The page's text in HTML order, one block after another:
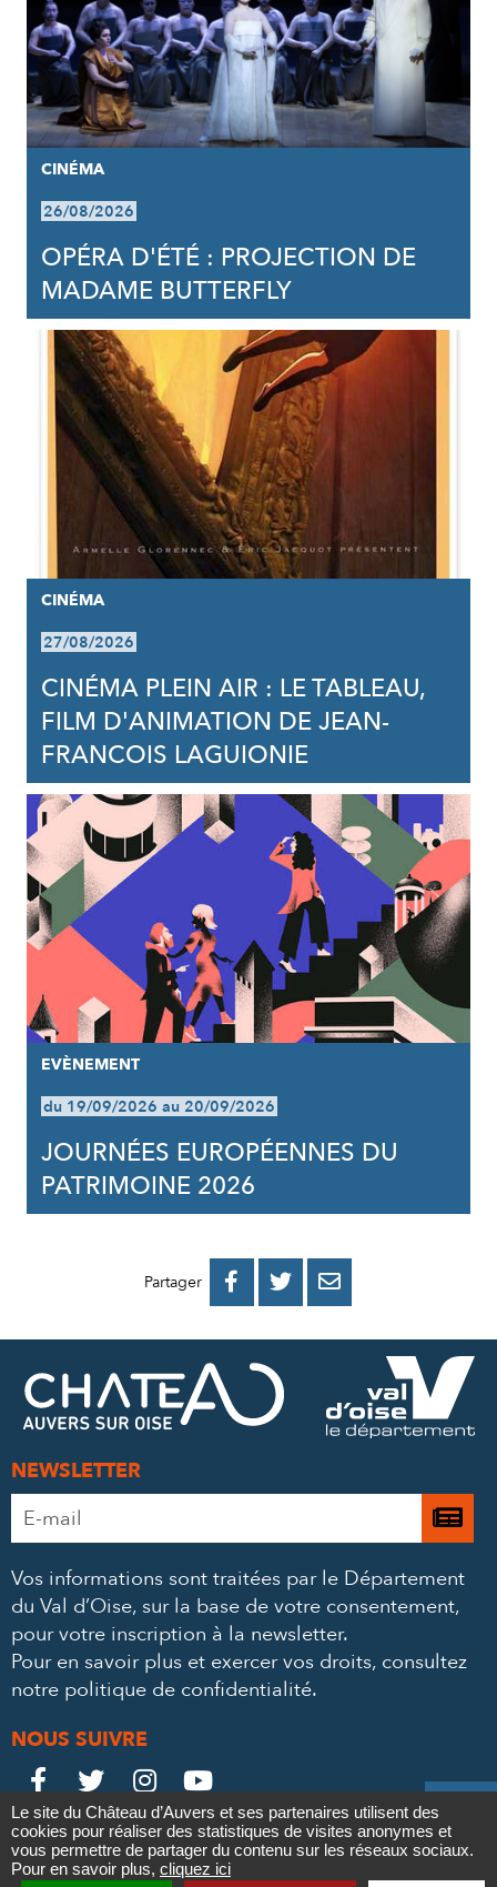
Contact
CINÉMA
26/08/2026
OPÉRA D'ÉTÉ : PROJECTION DE
MADAME BUTTERFLY
CINÉMA
27/08/2026
CINÉMA PLEIN AIR : LE TABLEAU,
FILM D'ANIMATION DE JEAN-
FRANCOIS LAGUIONIE
EVÈNEMENT
du 19/09/2026 au 20/09/2026
JOURNÉES EUROPÉENNES DU
PATRIMOINE 2026
Partager 
PARTAGER
FACEBOOK
PARTAGER
PARTAGER
MAIL
NEWSLETTER
Adresse
e-
*
Je
à
Vos informations sont traitées par le Département
du Val d’Oise, sur la base de votre consentement,
pour votre inscription à la newsletter.
Pour en savoir plus et exercer vos droits, consultez
notre politique de confidentialité.
NOUS SUIVRE
Le
Château
sur

Le
Château
sur

Le
Château
sur

Le
Château
sur

Mentions légales Politique de confidentialité
Crédits
Partenaires & Mécènes
Recrutement
Le site du Château d’Auvers et ses partenaires utilisent des
cookies pour réaliser des statistiques de visites anonymes et
vous permettre de partager du contenu sur les réseaux sociaux.
Pour en savoir plus, cliquez ici